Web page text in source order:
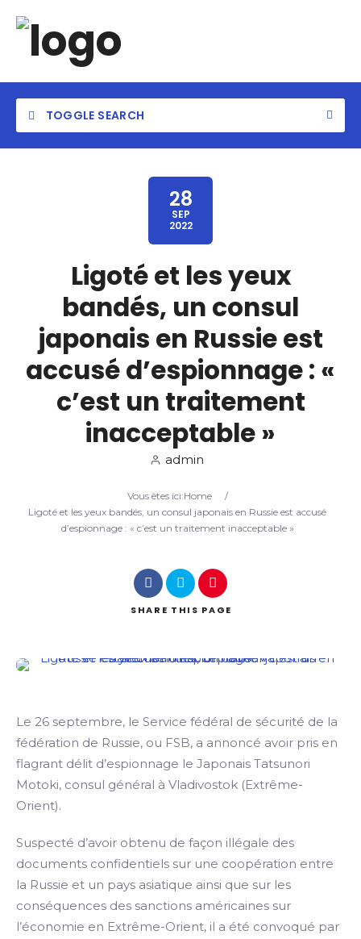
TOGGLE SEARCH
Search
28
SEP
2022
Ligoté et les yeux
bandés, un consul
japonais en Russie est
accusé d’espionnage : «
c’est un traitement
inacceptable »
admin
Vous êtes ici:Home
/
Ligoté et les yeux bandés, un consul japonais en Russie est accusé
d’espionnage : « c’est un traitement inacceptable »
SHARE THIS PAGE
Le 26 septembre, le Service fédéral de sécurité de la
fédération de Russie, ou FSB, a annoncé avoir pris en
flagrant délit d’espionnage le Japonais Tatsunori
Motoki, consul général à Vladivostok (Extrême-
Orient).
Suspecté d’avoir obtenu de façon illégale des
documents confidentiels sur une coopération entre
la Russie et un pays asiatique ainsi que sur les
conséquences des sanctions américaines sur
l’économie en Extrême-Orient, il a été convoqué par